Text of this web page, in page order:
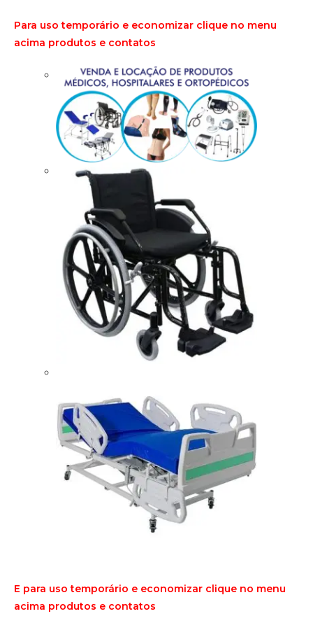
Para uso temporário e economizar clique no menu
acima produtos e contatos
E para uso temporário e economizar clique no menu
acima produtos e contatos